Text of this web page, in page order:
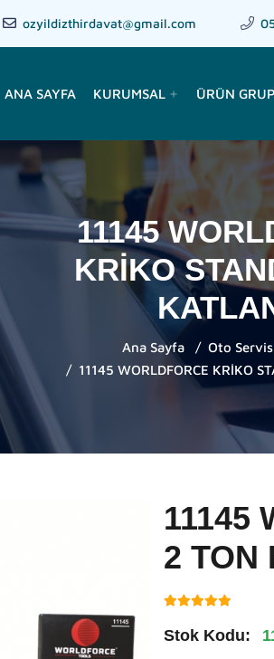
ozyildizthirdavat@gmail.com
ANA SAYFA KURUMSAL add ÜRÜN
11145
KRİKO
Ana Sayfa
Oto
11145 WORLDFORCE KRİKO
11145
2 TON
Stok Kodu: